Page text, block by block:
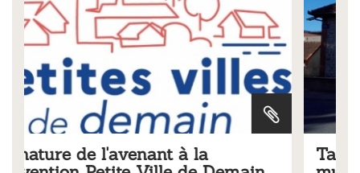
Tarifs 2026 des services